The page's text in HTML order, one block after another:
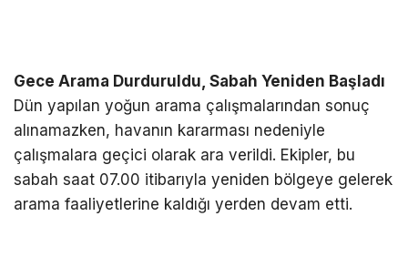
Gece Arama Durduruldu, Sabah Yeniden Başladı
Dün yapılan yoğun arama çalışmalarından sonuç
alınamazken, havanın kararması nedeniyle
çalışmalara geçici olarak ara verildi. Ekipler, bu
sabah saat 07.00 itibarıyla yeniden bölgeye gelerek
arama faaliyetlerine kaldığı yerden devam etti.